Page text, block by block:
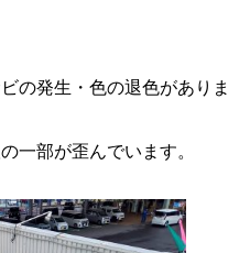
の発生・色の退色がありま
一部が歪んでいます。